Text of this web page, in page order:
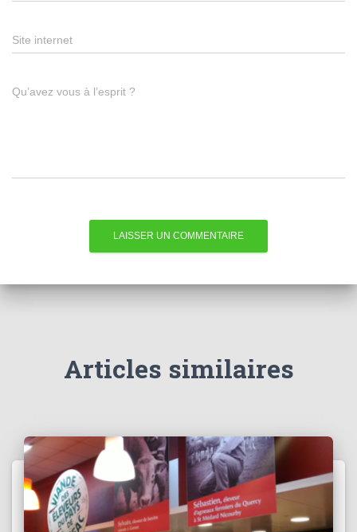
Site internet
Qu’avez vous à l’esprit ?
Articles similaires